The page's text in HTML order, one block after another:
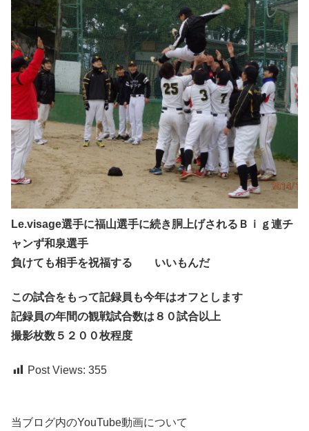
Le.visage選手に福山選手に続き胴上げされるＢｉｇ連チ
ャンず和泉選手
負けても相手を祝福する いいもんだ
この試合をもって記録員も今年はオフとします
記録員の年間の観戦試合数は８０試合以上
撮影枚数５２００枚程度
Post Views: 355
当ブログ内のYouTube動画について